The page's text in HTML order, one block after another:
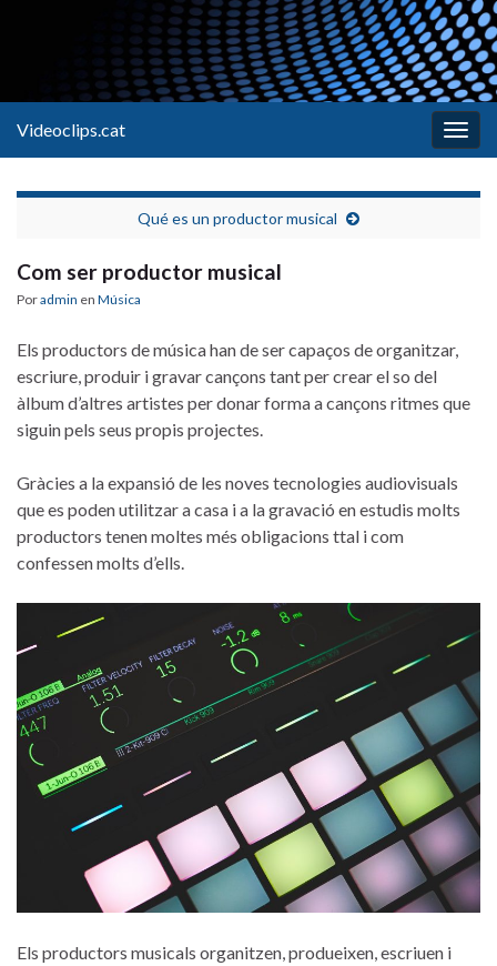
la
Videoclips.cat
Qué es un productor musical
Com ser productor musical
Poradmin en Música
Els productors de música han de ser capaços de organitzar,
escriure, produir i gravar cançons tant per crear el so del
àlbum d’altres artistes per donar forma a cançons ritmes que
siguin pels seus propis projectes.
Gràcies a la expansió de les noves tecnologies audiovisuals
que es poden utilitzar a casa i a la gravació en estudis molts
productors tenen moltes més obligacions ttal i com
confessen molts d’ells.
Els productors musicals organitzen, produeixen, escriuen i